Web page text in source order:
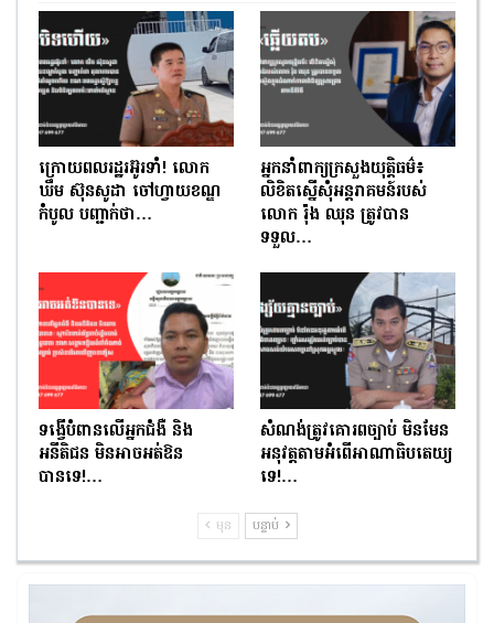
ក្រោយពលរដ្ឋរអ៊ូរទាំ! លោក
ឃឹម ស៊ុនសូដា ចៅហ្វាយខណ្ឌ
កំបូល បញ្ជាក់ថា…
អ្នកនាំពាក្យក្រសួងយុត្តិធម៌៖
លិខិតស្នើសុំអន្តរាគមន៍របស់
លោក រ៉ុង ឈុន ត្រូវបាន
ទទួល…
ទង្វើបំពានលើអ្នកជំងឺ និង
អនីតិជន មិនអាចអត់ឱន
បានទេ!…
សំណង់ត្រូវគោរពច្បាប់ មិនមែន
អនុវត្តតាមអំពើអាណាធិបតេយ្យ
ទេ!…
មុន បន្ទាប់